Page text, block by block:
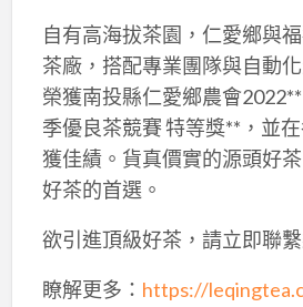
自有高海拔茶園，仁愛鄉與
茶廠，搭配專業團隊與自動
榮獲南投縣仁愛鄉農會
季優良茶競賽 特等獎**，並
獲佳績。貨真價實的源頭好
好茶的首選。
欲引進頂級好茶，請立即聯
瞭解更多： https://